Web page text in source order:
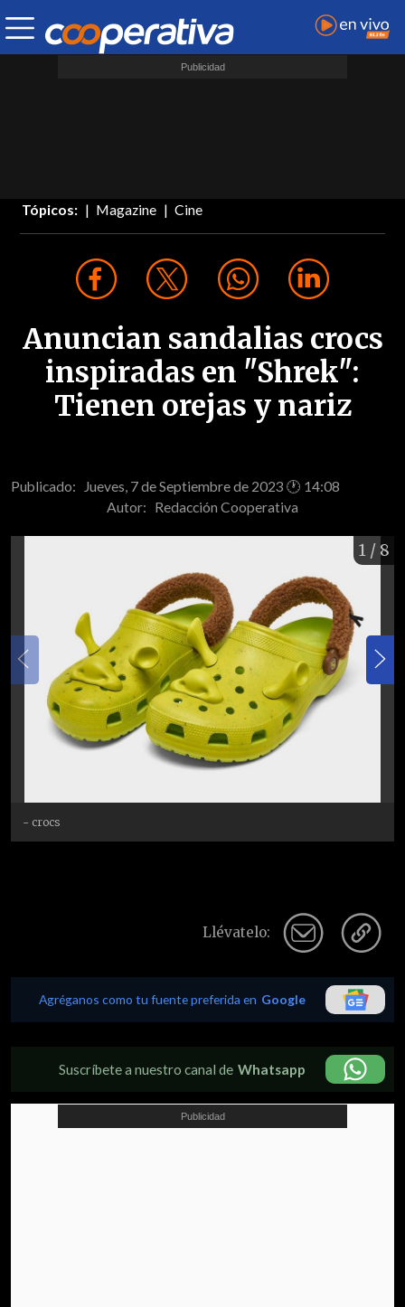
Tópicos: Magazine Cine
Anuncian sandalias crocs
inspiradas en "Shrek":
Tienen orejas y nariz
Publicado: Jueves, 7 de Septiembre de 2023 🕐 14:08
Autor: Redacción Cooperativa
1 / 8
- crocs
Llévatelo:
Agréganos como tu fuente preferida en Google
Suscríbete a nuestro canal de Whatsapp